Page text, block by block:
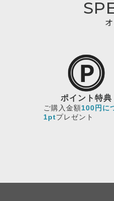
ポイント特典
ご購入金額100円に
1ptプレゼント